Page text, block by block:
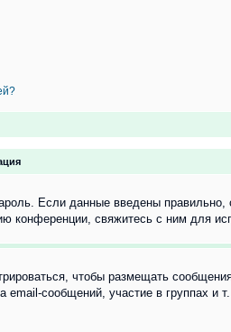
Если данные введены правильно,
конференции, свяжитесь с ним для
чтобы размещать
сообщений, участие в группах и